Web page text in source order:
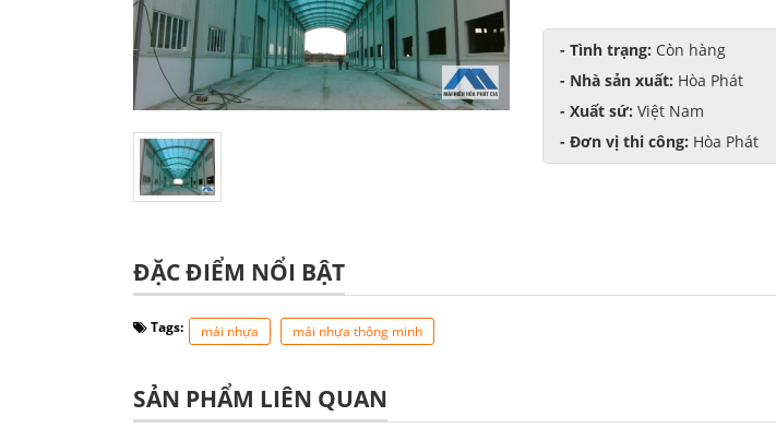
- Tình trạng: Còn hàng
- Nhà sản xuất: Hòa Phát
- Xuất sứ: Việt Nam
- Đơn vị thi công: Hòa Phát
ĐẶC ĐIỂM NỔI BẬT
Tags: mái nhựa mái nhựa thông minh
SẢN PHẨM LIÊN QUAN